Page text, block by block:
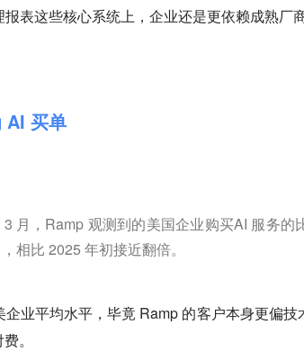
表这些核心系统上，企业还是更依赖成熟厂商
AI 买单
月，Ramp 观测到的美国企业购买AI 服务的
相比 2025 年初接近翻倍。
业平均水平，毕竟 Ramp 的客户本身更偏
。